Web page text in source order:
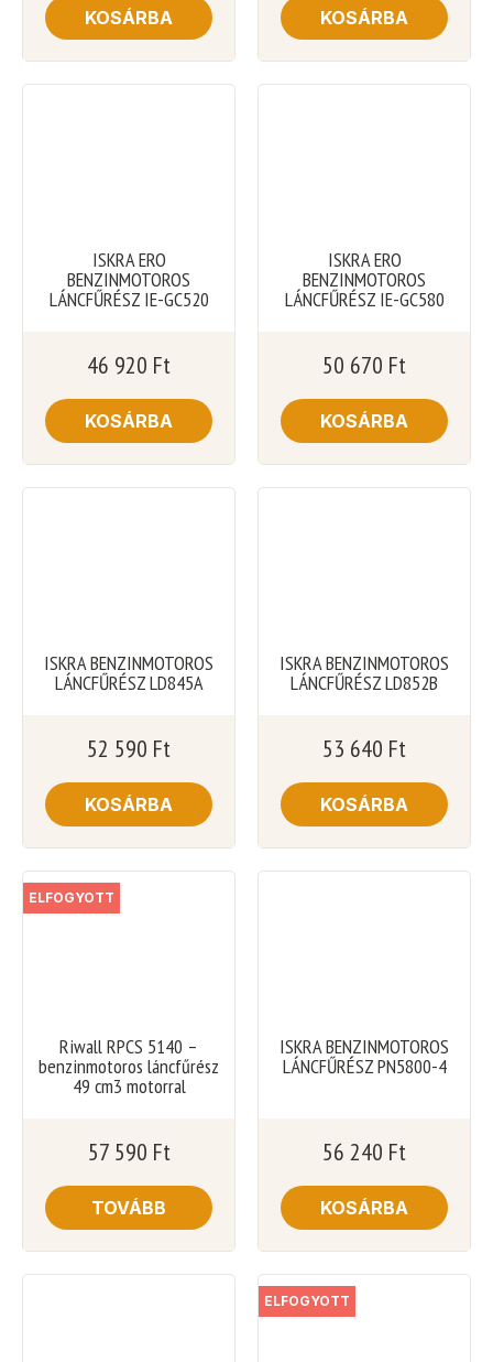
KOSÁRBA KOSÁRBA
ISKRA ERO
BENZINMOTOROS
LÁNCFŰRÉSZ IE-GC520
46 920 Ft
KOSÁRBA
ISKRA ERO
BENZINMOTOROS
LÁNCFŰRÉSZ IE-GC580
50 670 Ft
KOSÁRBA
ISKRA BENZINMOTOROS
LÁNCFŰRÉSZ LD845A
52 590 Ft
KOSÁRBA
ISKRA BENZINMOTOROS
LÁNCFŰRÉSZ LD852B
53 640 Ft
KOSÁRBA
ELFOGYOTT
Riwall RPCS 5140 –
benzinmotoros láncfűrész
49 cm3 motorral
57 590 Ft
TOVÁBB
ISKRA BENZINMOTOROS
LÁNCFŰRÉSZ PN5800-4
56 240 Ft
KOSÁRBA
ELFOGYOTT